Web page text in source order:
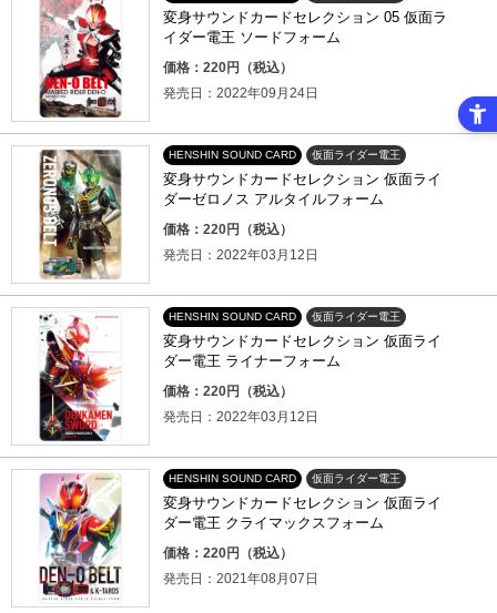
変身サウンドカードセレクション 05 仮面ラ
イダー電王 ソードフォーム
価格：220円（税込）
発売日：2022年09月24日
HENSHIN SOUND CARD 仮面ライダー電王
変身サウンドカードセレクション 仮面ライ
ダーゼロノス アルタイルフォーム
価格：220円（税込）
発売日：2022年03月12日
HENSHIN SOUND CARD 仮面ライダー電王
変身サウンドカードセレクション 仮面ライ
ダー電王 ライナーフォーム
価格：220円（税込）
発売日：2022年03月12日
HENSHIN SOUND CARD 仮面ライダー電王
変身サウンドカードセレクション 仮面ライ
ダー電王 クライマックスフォーム
価格：220円（税込）
発売日：2021年08月07日